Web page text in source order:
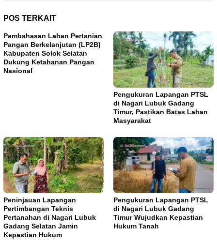
POS TERKAIT
Pembahasan Lahan Pertanian
Pangan Berkelanjutan (LP2B)
Kabupaten Solok Selatan
Dukung Ketahanan Pangan
Nasional
Pengukuran Lapangan PTSL
di Nagari Lubuk Gadang
Timur, Pastikan Batas Lahan
Masyarakat
Peninjauan Lapangan
Pertimbangan Teknis
Pertanahan di Nagari Lubuk
Gadang Selatan Jamin
Kepastian Hukum
Pengukuran Lapangan PTSL
di Nagari Lubuk Gadang
Timur Wujudkan Kepastian
Hukum Tanah